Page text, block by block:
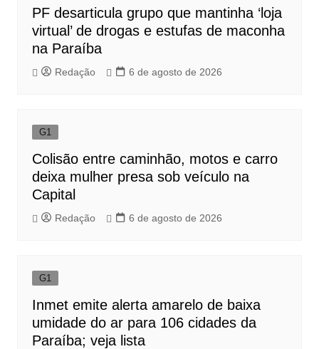
PF desarticula grupo que mantinha ‘loja
virtual’ de drogas e estufas de maconha
na Paraíba
Redação 6 de agosto de 2026
G1
Colisão entre caminhão, motos e carro
deixa mulher presa sob veículo na
Capital
Redação 6 de agosto de 2026
G1
Inmet emite alerta amarelo de baixa
umidade do ar para 106 cidades da
Paraíba; veja lista